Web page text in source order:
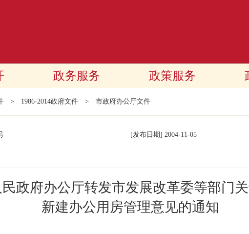
政务服务 政策服务
> 1986-2014政府文件 > 市政府办公厅文件
[发布日期] 2004-11-05
民政府办公厅转发市发展改革委等部门
新建办公用房管理意见的通知